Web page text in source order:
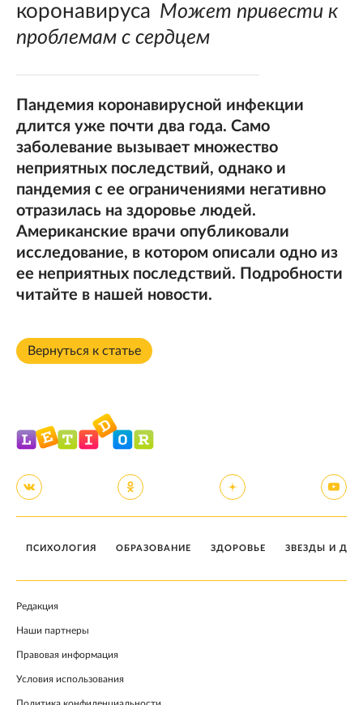
коронавируса Может привести к
проблемам с сердцем
Пандемия коронавирусной инфекции
длится уже почти два года. Само
заболевание вызывает множество
неприятных последствий, однако и
пандемия с ее ограничениями негативно
отразилась на здоровье людей.
Американские врачи опубликовали
исследование, в котором описали одно из
ее неприятных последствий. Подробности
читайте в нашей новости.
Вернуться к статье
ПСИХОЛОГИЯ ОБРАЗОВАНИЕ ЗДОРОВЬЕ ЗВЕЗДЫ И
Редакция
Наши партнеры
Правовая информация
Условия использования